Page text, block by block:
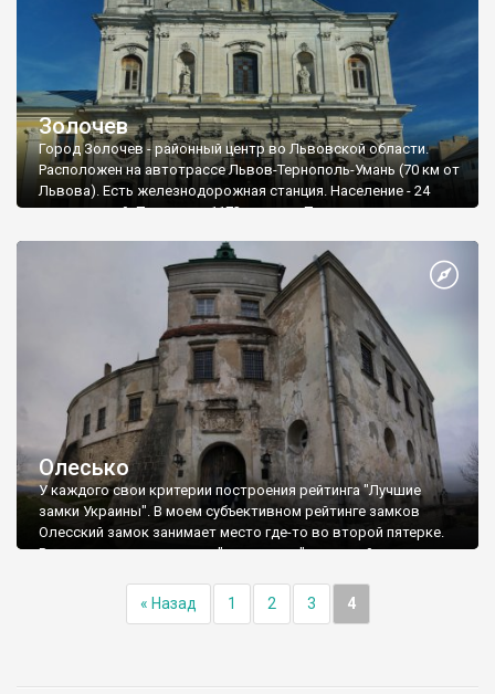
Золочев
Город Золочев - районный центр во Львовской области.
Расположен на автотрассе Львов-Тернополь-Умань (70 км от
Львова). Есть железнодорожная станция. Население - 24
тыс. жителей. Площадь - 1173 гектара. Первое письменное
замок, XVІІ в. (в настоящий момент музей-заповедник);
Золочевский двор, XV ст. (боярский двор, боярское
собрание); церковь Святого Николая, XVІ в..; церковь
Воскресенья Господнего, XVІІ в..; костел Успения Пресвятой
Богородицы, XVІІІ в.
Олесько
У каждого свои критерии построения рейтинга "Лучшие
замки Украины". В моем субъективном рейтинге замков
Олесский замок занимает место где-то во второй пятерке.
Реально конкурировать с "монстрами" этого рейтинга:
Днестровским ему сложно - не та весовая категория. Но
одного факта рождения в замке выдающегося польского
« Назад 1 2 3 4